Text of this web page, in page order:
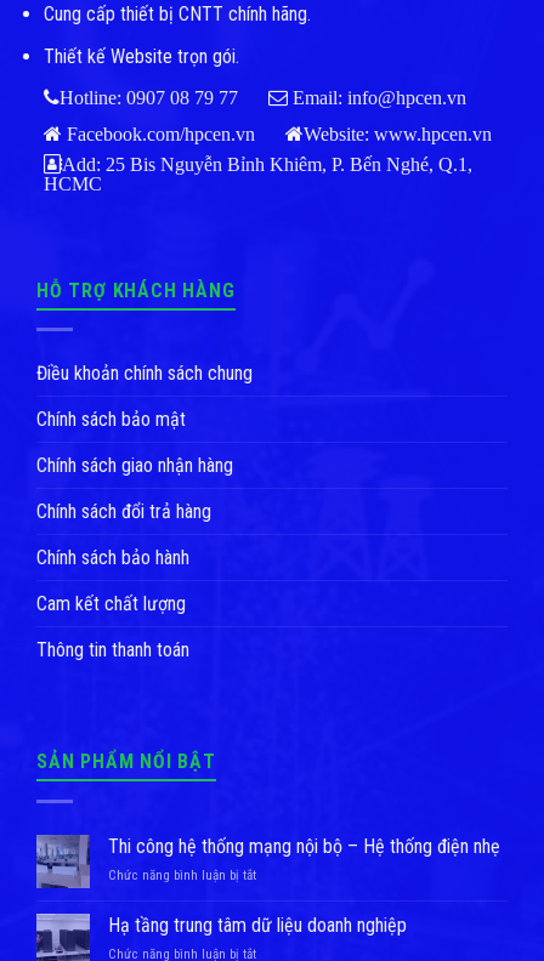
Cung cấp thiết bị CNTT chính hãng.
Thiết kế Website trọn gói.
Hotline: 0907 08 79 77
Email: info@hpcen.vn
Facebook.com/hpcen.vn
Website: www.hpcen.vn
Add: 25 Bis Nguyễn Bỉnh Khiêm, P. Bến Nghé, Q.1,
HCMC
HỖ TRỢ KHÁCH HÀNG
Điều khoản chính sách chung
Chính sách bảo mật
Chính sách giao nhận hàng
Chính sách đổi trả hàng
Chính sách bảo hành
Cam kết chất lượng
Thông tin thanh toán
SẢN PHẨM NỔI BẬT
Thi công hệ thống mạng nội bộ – Hệ thống điện nhẹ
Chức năng bình luận bị tắtở
công
hệ
thống
Hạ tầng trung tâm dữ liệu doanh nghiệp
Chức năng bình luận bị tắtở